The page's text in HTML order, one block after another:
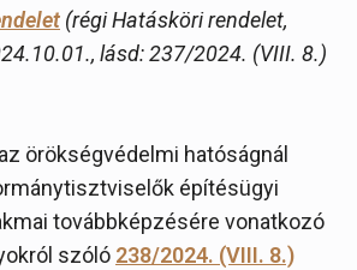
(régi Hatásköri rendelet,
lásd: 237/2024. (VIII. 8.)
örökségvédelmi hatóságnál
építésügyi
továbbképzésére vonatkozó
szóló 238/2024. (VIII. 8.)